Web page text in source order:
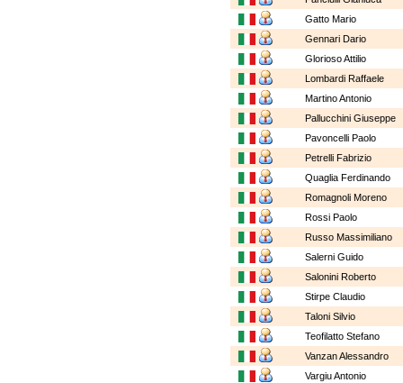
Gatto Mario
Gennari Dario
Glorioso Attilio
Lombardi Raffaele
Martino Antonio
Pallucchini Giuseppe
Pavoncelli Paolo
Petrelli Fabrizio
Quaglia Ferdinando
Romagnoli Moreno
Rossi Paolo
Russo Massimiliano
Salerni Guido
Salonini Roberto
Stirpe Claudio
Taloni Silvio
Teofilatto Stefano
Vanzan Alessandro
Vargiu Antonio